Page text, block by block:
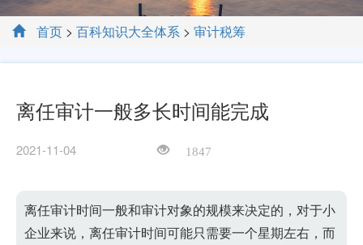
首页 > 百科知识大全体系 > 审计税筹
离任审计一般多长时间能完成
2021-11-04 1847
离任审计时间一般和审计对象的规模来决定的，对于小
企业来说，离任审计时间可能只需要一个星期左右，而